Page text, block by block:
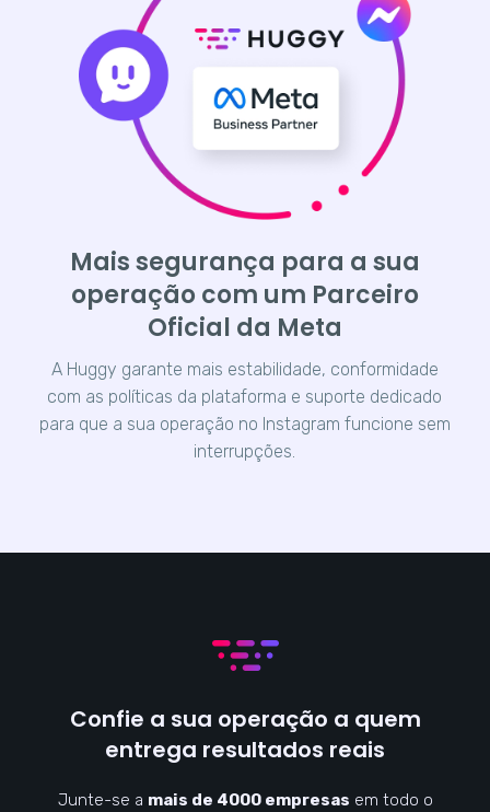
Mais segurança para a sua
operação com um Parceiro
Oficial da Meta
A Huggy garante mais estabilidade, conformidade
com as políticas da plataforma e suporte dedicado
para que a sua operação no Instagram funcione sem
interrupções.
Confie a sua operação a quem
entrega resultados reais
Junte-se a mais de 4000 empresas em todo o